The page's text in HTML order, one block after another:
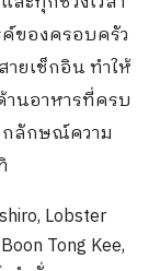
ของครอบครัว
ยเช็กอิน ทำให้
นอาหารที่ครบ
ลักษณ์ความ
Lobster
Tong Kee,